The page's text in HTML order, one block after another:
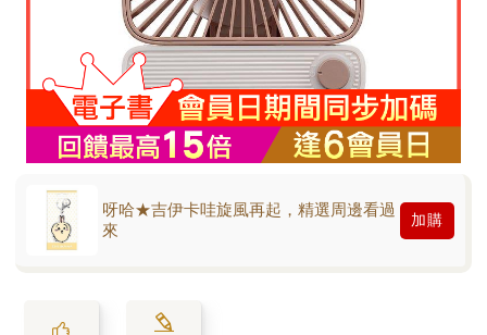
呀哈★吉伊卡哇旋風再起，精選周邊看過
來
加購